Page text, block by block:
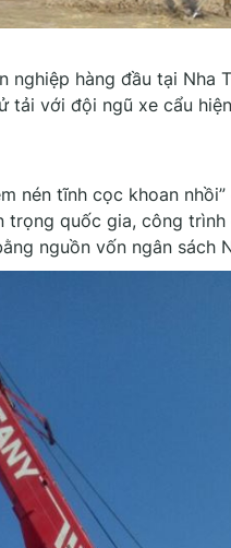
nghiệp hàng đầu tại Nha
tải với đội ngũ xe cẩu
nén tĩnh cọc khoan
trọng quốc gia, công
nguồn vốn ngân sách